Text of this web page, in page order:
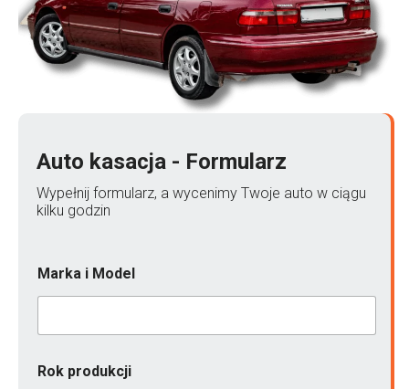
Auto kasacja - Formularz
Wypełnij formularz, a wycenimy Twoje auto w ciągu
kilku godzin
Marka i Model
e
Rok produkcji